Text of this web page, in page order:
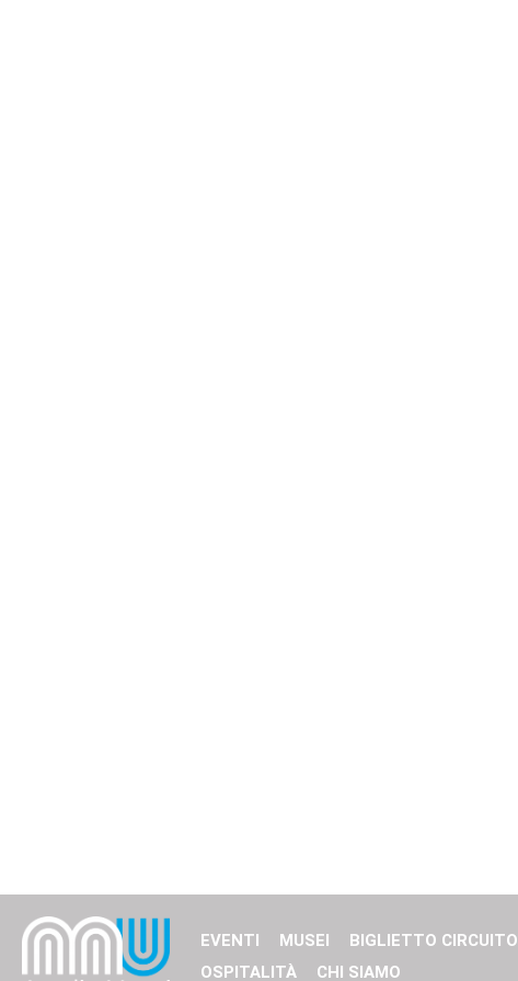
EVENTI MUSEI BIGLIETTO CIRCUITO
OSPITALITÀ
CHI SIAMO